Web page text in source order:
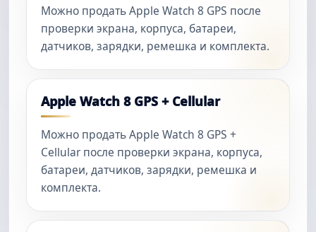
Можно продать Apple Watch 8 GPS после
проверки экрана, корпуса, батареи,
датчиков, зарядки, ремешка и комплекта.
Apple Watch 8 GPS + Cellular
Можно продать Apple Watch 8 GPS +
Cellular после проверки экрана, корпуса,
батареи, датчиков, зарядки, ремешка и
комплекта.